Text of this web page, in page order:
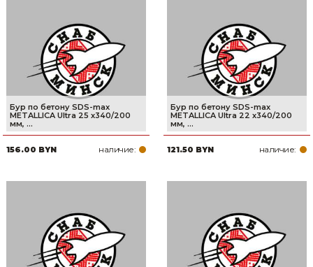
Бур по бетону SDS-max
METALLICA Ultra 25 х340/200
мм, ...
156.00 BYN наличие:
Бур по бетону SDS-max
METALLICA Ultra 22 х340/200
мм, ...
121.50 BYN наличие: